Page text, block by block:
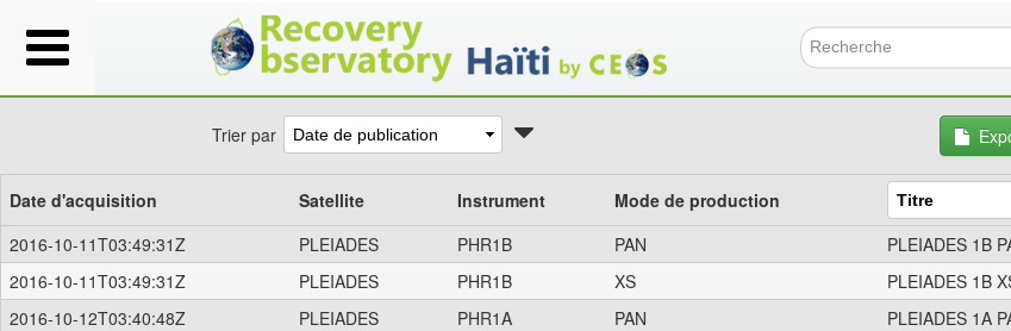
Trier par
Date d'acquisition Satellite Instrument Mode de production
2016-10-11T03:49:31Z
PLEIADES PHR1B PAN
PLEIADES 1B
2016-10-11T03:49:31Z
PLEIADES PHR1B XS
PLEIADES 1B
2016-10-12T03:40:48Z
PLEIADES PHR1A PAN
PLEIADES 1A